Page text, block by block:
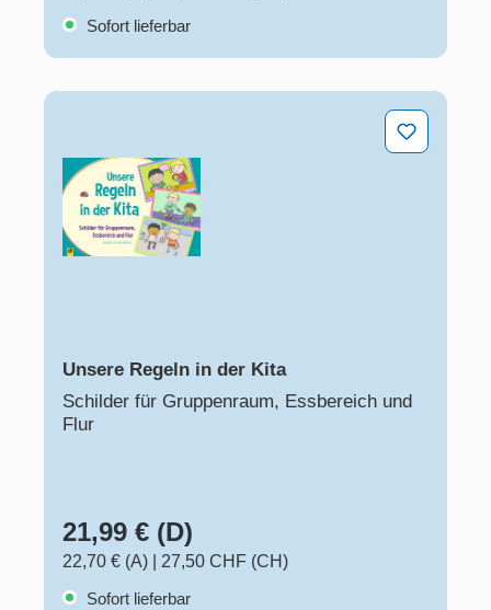
Sofort lieferbar
Unsere Regeln in der Kita
Schilder für Gruppenraum, Essbereich und
Flur
21,99 € (D)
22,70 € (A)
27,50 CHF (CH)
Sofort lieferbar